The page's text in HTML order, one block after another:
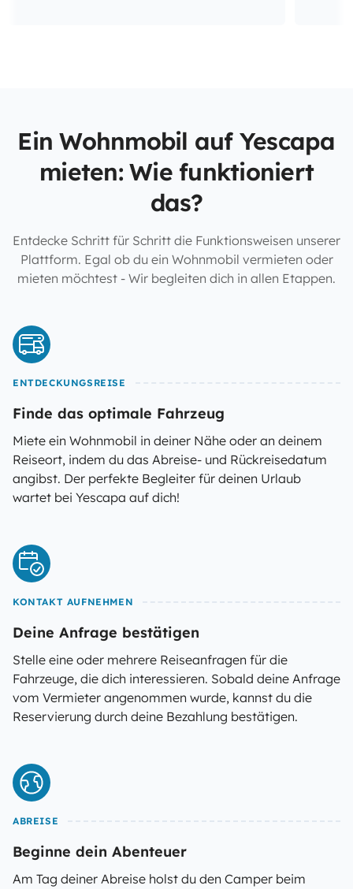
Ein Wohnmobil auf Yescapa
mieten: Wie funktioniert
das?
Entdecke Schritt für Schritt die Funktionsweisen unserer
Plattform. Egal ob du ein Wohnmobil vermieten oder
mieten möchtest - Wir begleiten dich in allen Etappen.
ENTDECKUNGSREISE
Finde das optimale Fahrzeug
Miete ein Wohnmobil in deiner Nähe oder an deinem
Reiseort, indem du das Abreise- und Rückreisedatum
angibst. Der perfekte Begleiter für deinen Urlaub
wartet bei Yescapa auf dich!
KONTAKT AUFNEHMEN
Deine Anfrage bestätigen
Stelle eine oder mehrere Reiseanfragen für die
Fahrzeuge, die dich interessieren. Sobald deine Anfrage
vom Vermieter angenommen wurde, kannst du die
Reservierung durch deine Bezahlung bestätigen.
ABREISE
Beginne dein Abenteuer
Am Tag deiner Abreise holst du den Camper beim